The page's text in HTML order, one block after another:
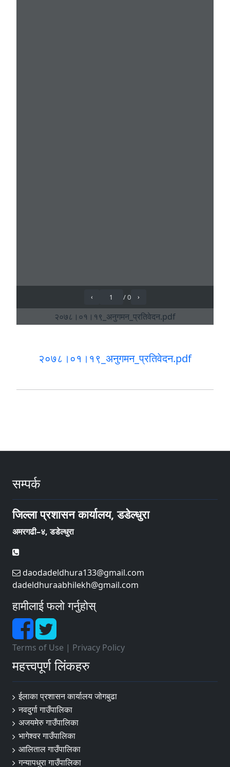
२०७८।०१।१९_अनुगमन_प्रतिवेदन.pdf
सम्पर्क
जिल्ला प्रशासन कार्यालय, डडेल्धुरा
अमरगढी–४, डडेल्धुरा
daodadeldhura133@gmail.com
dadeldhuraabhilekh@gmail.com
हामीलाई फलो गर्नुहोस्
Terms of Use | Privacy Policy
महत्त्वपूर्ण लिंकहरु
ईलाका प्रशासन कार्यालय जोगबुढा
नवदुर्गा गाउँपालिका
अजयमेरु गाउँपालिका
भागेश्वर गाउँपालिका
आलिताल गाउँपालिका
गन्यापधुरा गाउँपालिका